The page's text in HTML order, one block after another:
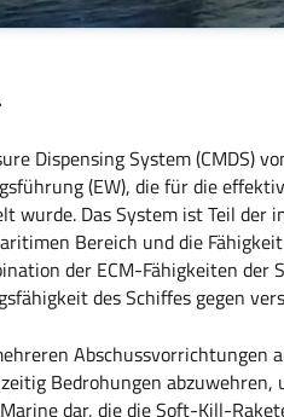
Dispensing System (CMDS)
(EW), die für die
wurde. Das System ist Teil der
Bereich und die
der ECM-Fähigkeiten der
des Schiffes gegen
Abschussvorrichtungen
Bedrohungen
dar, die die Soft-Kill-